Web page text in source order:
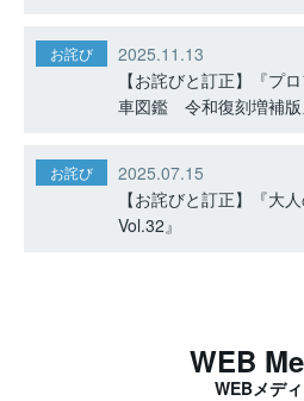
お詫び
2025.11.13
【お詫びと訂正】『プ
車図鑑 令和復刻増補版
お詫び
2025.07.15
【お詫びと訂正】『大
Vol.32』
WEB
WEBメデ